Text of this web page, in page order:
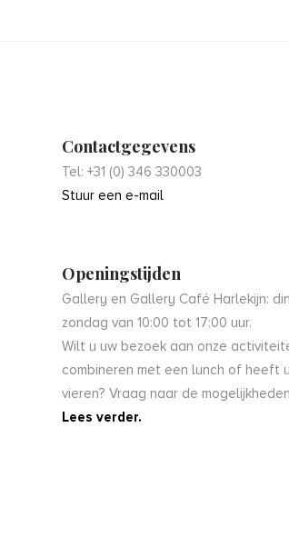
Contactgegevens
Tel: +31 (0) 346 330003
Stuur een e-mail
Openingstijden
Gallery en Gallery Café Harlekijn:
zondag van 10:00 tot 17:00 uur.
Wilt u uw bezoek aan onze
combineren met een lunch of heeft
vieren? Vraag naar de
Lees verder.